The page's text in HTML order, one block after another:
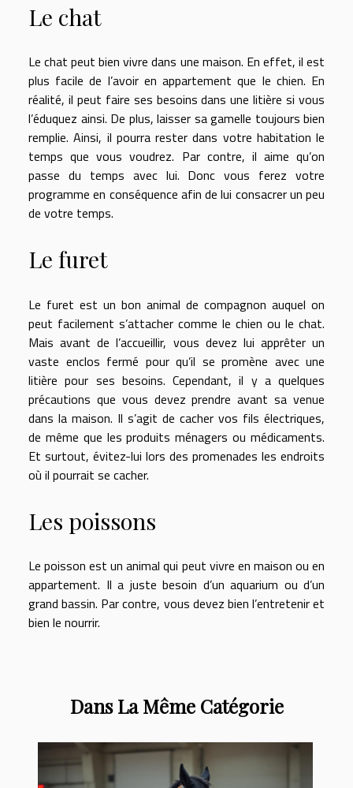
Le chat
Le chat peut bien vivre dans une maison. En effet, il est
plus facile de l’avoir en appartement que le chien. En
réalité, il peut faire ses besoins dans une litière si vous
l’éduquez ainsi. De plus, laisser sa gamelle toujours bien
remplie. Ainsi, il pourra rester dans votre habitation le
temps que vous voudrez. Par contre, il aime qu’on
passe du temps avec lui. Donc vous ferez votre
programme en conséquence afin de lui consacrer un peu
de votre temps.
Le furet
Le furet est un bon animal de compagnon auquel on
peut facilement s’attacher comme le chien ou le chat.
Mais avant de l’accueillir, vous devez lui apprêter un
vaste enclos fermé pour qu’il se promène avec une
litière pour ses besoins. Cependant, il y a quelques
précautions que vous devez prendre avant sa venue
dans la maison. Il s’agit de cacher vos fils électriques,
de même que les produits ménagers ou médicaments.
Et surtout, évitez-lui lors des promenades les endroits
où il pourrait se cacher.
Les poissons
Le poisson est un animal qui peut vivre en maison ou en
appartement. Il a juste besoin d’un aquarium ou d’un
grand bassin. Par contre, vous devez bien l’entretenir et
bien le nourrir.
Dans La Même Catégorie